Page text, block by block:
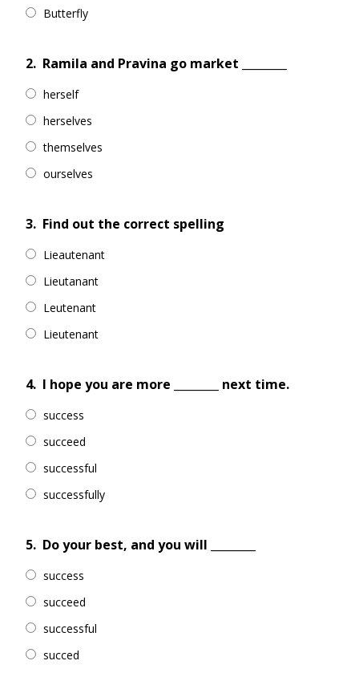
Butterfly
2. Ramila and Pravina go market ________
herself
herselves
themselves
ourselves
3. Find out the correct spelling
Lieautenant
Lieutanant
Leutenant
Lieutenant
4. I hope you are more ________ next time.
success
succeed
successful
successfully
5. Do your best, and you will ________
success
succeed
successful
succed